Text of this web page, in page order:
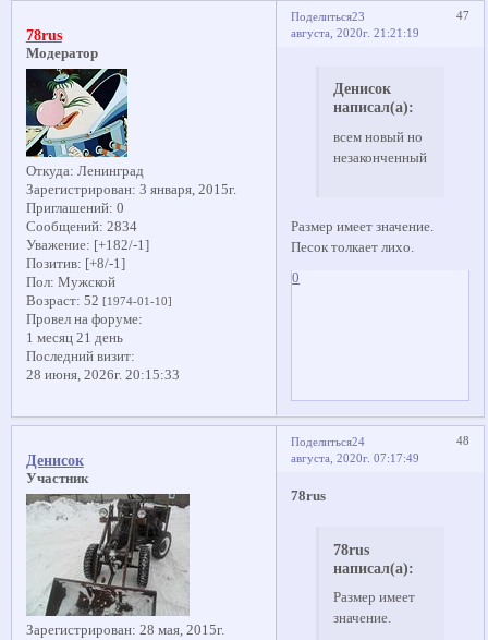
Поделиться 47
23
августа, 2020г. 21:21:19
78rus
Модератор
Откуда: Ленинград
Зарегистрирован: 3 января, 2015г.
Приглашений: 0
Сообщений: 2834
Уважение: [+182/-1]
Позитив: [+8/-1]
Пол: Мужской
Возраст: 52 [1974-01-10]
Провел на форуме:
1 месяц 21 день
Последний визит:
28 июня, 2026г. 20:15:33
Денисок
написал(а):
всем новый но
незаконченный
Размер имеет значение.
Песок толкает лихо.
0
Поделиться 48
24
августа, 2020г. 07:17:49
Денисок
Участник
Зарегистрирован: 28 мая, 2015г.
78rus
78rus
написал(а):
Размер имеет
значение.